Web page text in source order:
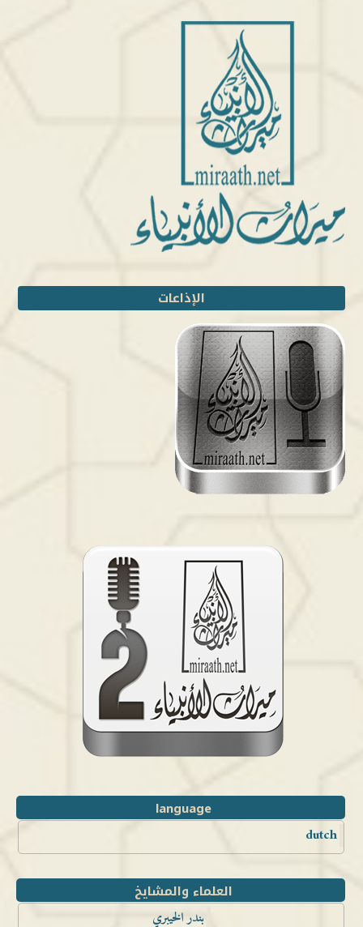
الإذاعات
language
dutch
العلماء والمشايخ
بندر الخيبري